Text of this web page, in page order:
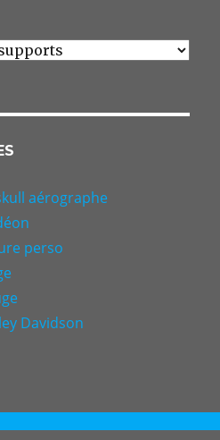
aérographe
perso
Davidson